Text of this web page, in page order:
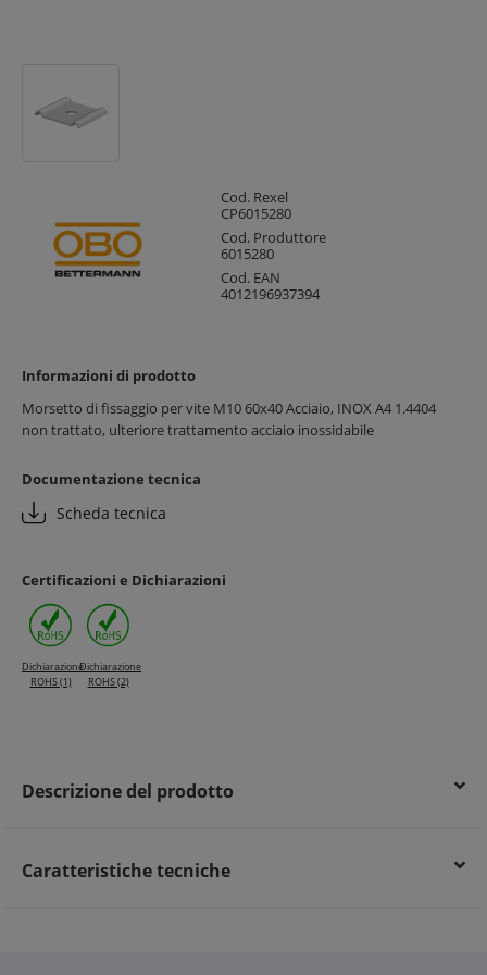
Cod. Rexel
CP6015280
Cod. Produttore
6015280
Cod. EAN
4012196937394
Informazioni di prodotto
Morsetto di fissaggio per vite M10 60x40 Acciaio, INOX A4 1.4404
non trattato, ulteriore trattamento acciaio inossidabile
Documentazione tecnica
Scheda tecnica
Certificazioni e Dichiarazioni
Dichiarazione
ROHS (1)
Dichiarazione
ROHS (2)
Descrizione del prodotto
Caratteristiche tecniche